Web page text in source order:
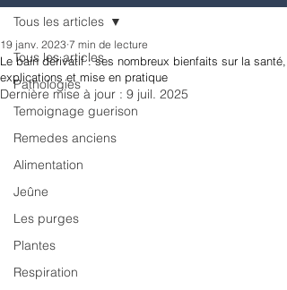
Tous les articles
Pathologies
Temoignage guerison
Remedes anciens
Alimentation
Jeûne
Les purges
Plantes
Respiration
Tous les articles
Le bain dérivatif : ses nombreux bienfaits sur la santé,
explications et mise en pratique
19 janv. 2023 7 min de lecture
Dernière mise à jour : 9 juil. 2025